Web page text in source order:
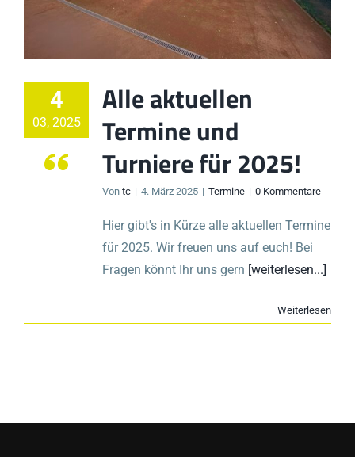
4
03, 2025
Alle aktuellen
Termine und
Turniere für 2025!
Von tc | 4. März 2025 | Termine | 0 Kommentare
Hier gibt's in Kürze alle aktuellen Termine
für 2025. Wir freuen uns auf euch! Bei
Fragen könnt Ihr uns gern [weiterlesen...]
Weiterlesen